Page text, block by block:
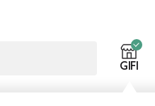
GIFI